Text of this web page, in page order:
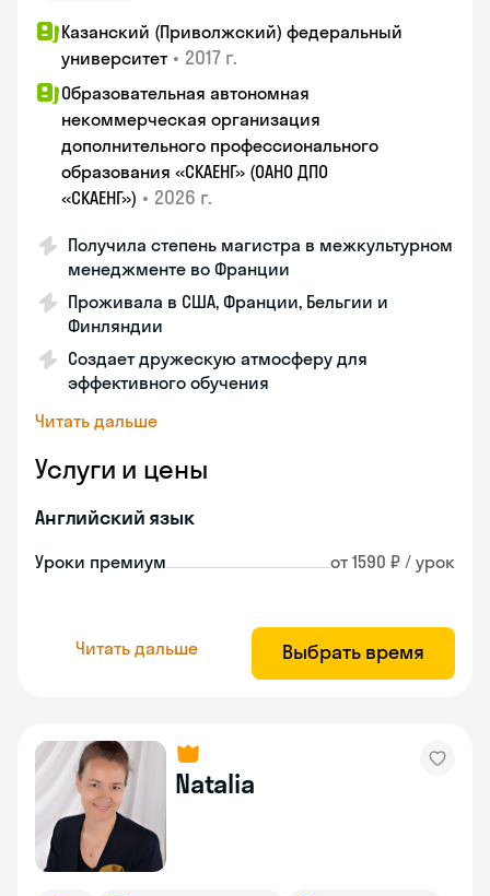
Казанский (Приволжский) федеральный
университет • 2017 г.
Образовательная автономная
некоммерческая организация
дополнительного профессионального
образования «СКАЕНГ» (ОАНО ДПО
«СКАЕНГ») • 2026 г.
Получила степень магистра в межкультурном
менеджменте во Франции
Проживала в США, Франции, Бельгии и
Финляндии
Создает дружескую атмосферу для
эффективного обучения
Читать дальше
Услуги и цены
Английский язык
Уроки премиум от 1590 ₽ / урок
Читать дальше Выбрать время
Natalia